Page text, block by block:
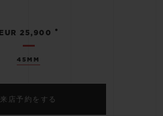
45MM
EUR 25,900 •
来店予約をする